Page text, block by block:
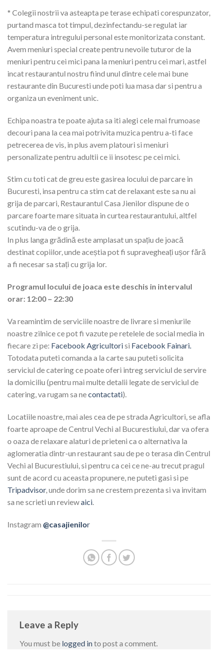
* Colegii nostrii va asteapta pe terase echipati corespunzator,
purtand masca tot timpul, dezinfectandu-se regulat iar
temperatura intregului personal este monitorizata constant.
Avem meniuri special create pentru nevoile tuturor de la
meniuri pentru cei mici pana la meniuri pentru cei mari, astfel
incat restaurantul nostru fiind unul dintre cele mai bune
restaurante din Bucuresti unde poti lua masa dar si pentru a
organiza un eveniment unic.
Echipa noastra te poate ajuta sa iti alegi cele mai frumoase
decouri pana la cea mai potrivita muzica pentru a-ti face
petrecerea de vis, in plus avem platouri si meniuri
personalizate pentru adultii ce ii insotesc pe cei mici.
Stim cu toti cat de greu este gasirea locului de parcare in
Bucuresti, insa pentru ca stim cat de relaxant este sa nu ai
grija de parcari, Restaurantul Casa Jienilor dispune de o
parcare foarte mare situata in curtea restaurantului, altfel
scutindu-va de o grija.
In plus langa grădină este amplasat un spațiu de joacă
destinat copiilor, unde aceștia pot fi supravegheați ușor fără
a fi necesar sa stați cu grija lor.
Programul locului de joaca este deschis in intervalul
orar: 12:00 – 22:30
Va reamintim de serviciile noastre de livrare si meniurile
noastre zilnice ce pot fi vazute pe retelele de social media in
fiecare zi pe: Facebook Agricultorisi Facebook Fainari.
Totodata puteti comanda a la carte sau puteti solicita
serviciul de catering ce poate oferi intreg serviciul de servire
la domiciliu (pentru mai multe detalii legate de serviciul de
catering, va rugam sa necontactati).
Locatiile noastre, mai ales cea de pe strada Agricultori, se afla
foarte aproape de Centrul Vechi al Bucurestiului, dar va ofera
o oaza de relaxare alaturi de prieteni ca o alternativa la
aglomeratia dintr-un restaurant sau de pe o terasa din Centrul
Vechi al Bucurestiului, si pentru ca cei ce ne-au trecut pragul
sunt de acord cu aceasta propunere, ne puteti gasi si pe
Tripadvisor, unde dorim sa ne crestem prezenta si va invitam
sa ne scrieti un reviewaici.
Instagram @casajienilor
Leave a Reply
You must be logged into post a comment.